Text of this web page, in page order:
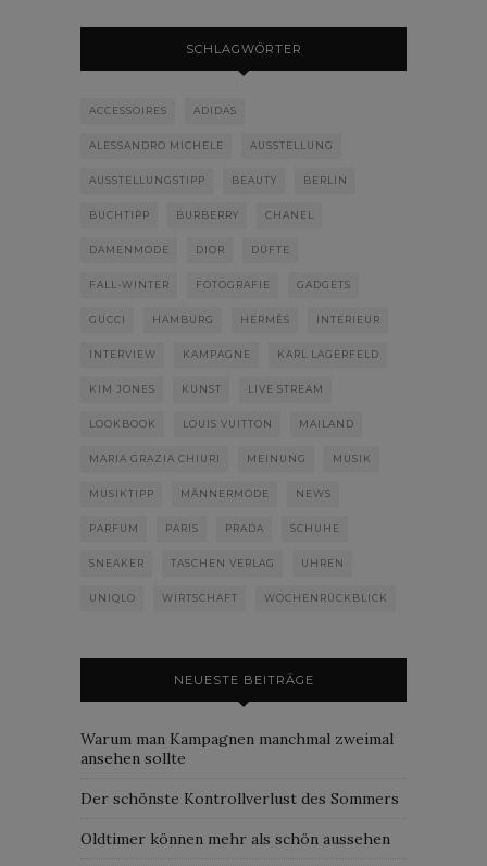
SCHLAGWÖRTER
ACCESSOIRES ADIDAS
ALESSANDRO MICHELE AUSSTELLUNG
AUSSTELLUNGSTIPP BEAUTY BERLIN
BUCHTIPP BURBERRY CHANEL
DAMENMODE DIOR DÜFTE
FALL-WINTER FOTOGRAFIE GADGETS
GUCCI HAMBURG HERMÈS INTERIEUR
INTERVIEW KAMPAGNE KARL LAGERFELD
KIM JONES KUNST LIVE STREAM
LOOKBOOK LOUIS VUITTON MAILAND
MARIA GRAZIA CHIURI MEINUNG MUSIK
MUSIKTIPP MÄNNERMODE NEWS
PARFUM PARIS PRADA SCHUHE
SNEAKER TASCHEN VERLAG UHREN
UNIQLO WIRTSCHAFT WOCHENRÜCKBLICK
NEUESTE BEITRÄGE
Warum man Kampagnen manchmal zweimal
ansehen sollte
Der schönste Kontrollverlust des Sommers
Oldtimer können mehr als schön aussehen